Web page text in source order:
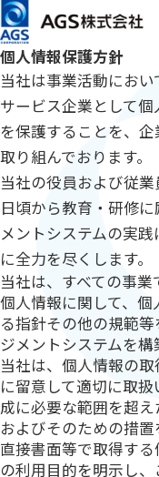
メインコンテンツまで
HOME プライバシー
プライバシーポリシー
個人情報保護方針
当社は事業活動にお
サービス企業として
を保護することを、
取り組んでおります。
当社の役員および従業
日頃から教育・研修
メントシステムの実
に全力を尽くします。
当社は、すべての事
個人情報に関して、
る指針その他の規範
ジメントシステムを構
当社は、個人情報の
に留意して適切に取
成に必要な範囲を超
およびそのための措置
直接書面等で取得す
の利用目的を明示し